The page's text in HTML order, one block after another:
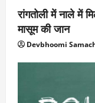
रांगतोली में नाले में
मासूम की जान
Devbhoomi